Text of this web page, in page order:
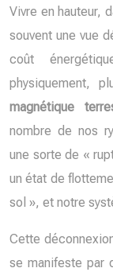
Vivre en hauteur,
souvent une vue
coût
physiquement,
magnétique
nombre de nos
une sorte de «
un état de
sol », et notre
Cette
se manifeste par